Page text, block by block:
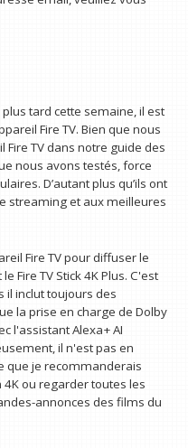
tard cette semaine, il est
Fire TV. Bien que nous
TV dans notre guide des
nous avons testés, force
D’autant plus qu’ils ont
streaming et aux meilleures
Fire TV pour diffuser le
Fire TV Stick 4K Plus. C'est
il inclut toujours des
la prise en charge de Dolby
l'assistant Alexa+ AI
il n'est pas en
que je recommanderais
ou regarder toutes les
annonces des films du